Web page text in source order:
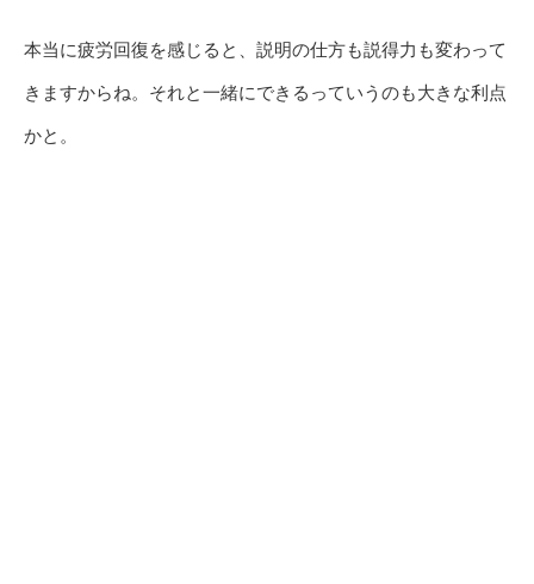
本当に疲労回復を感じると、説明の仕方も説得力も変わって
きますからね。それと一緒にできるっていうのも大きな利点
かと。